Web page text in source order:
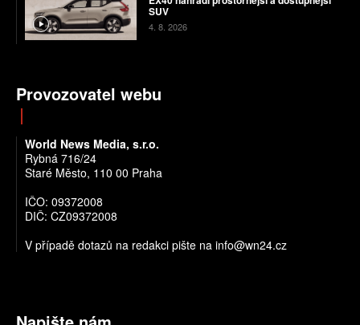
SUV
4. 8. 2026
Provozovatel webu
World News Media, s.r.o.
Rybná 716/24
Staré Město, 110 00 Praha
IČO: 09372008
DIČ: CZ09372008
V případě dotazů na redakci pište na info@wn24.cz